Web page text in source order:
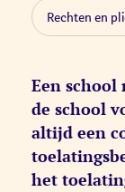
Rechten en
Een school
de school
altijd een
het